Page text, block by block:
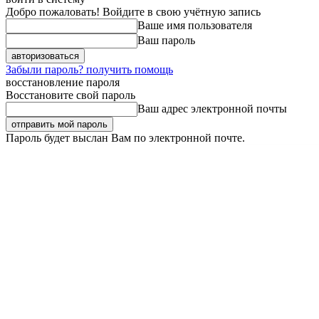
Добро пожаловать! Войдите в свою учётную запись
Ваше имя пользователя
Ваш пароль
Забыли пароль? получить помощь
восстановление пароля
Восстановите свой пароль
Ваш адрес электронной почты
Пароль будет выслан Вам по электронной почте.